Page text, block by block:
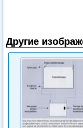
Другие